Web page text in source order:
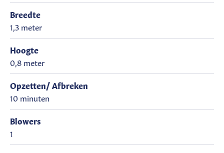
Breedte
1,3 meter
Hoogte
0,8 meter
Opzetten/ Afbreken
10 minuten
Blowers
1